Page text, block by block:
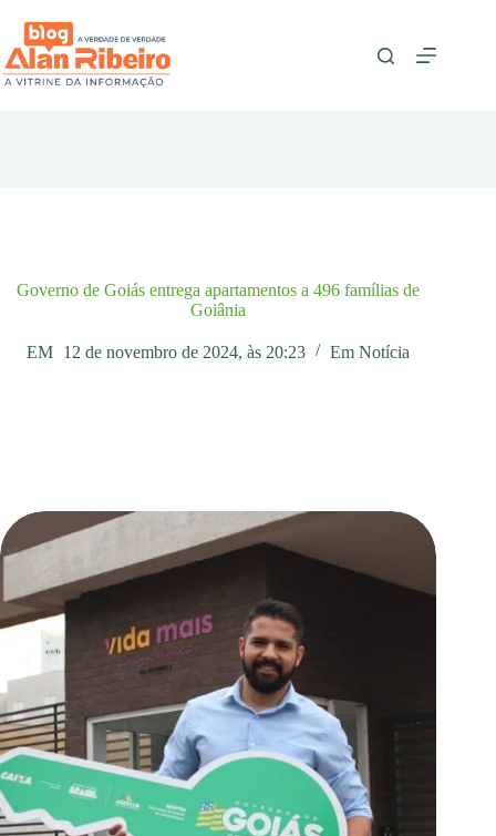
para
conteúdo
Governo de Goiás entrega apartamentos a 496 famílias de
Goiânia
EM 12 de novembro de 2024, às 20:23 Em Notícia